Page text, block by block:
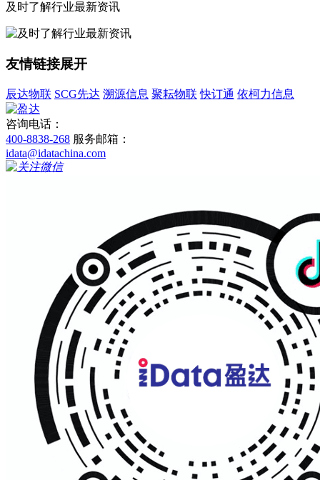
及时了解行业最新资讯
友情链接展开
辰达物联 SCG先达 溯源信息 聚耘物联 快订通 依柯力信息
咨询电话：
400-8838-268 服务邮箱：
idata@idatachina.com